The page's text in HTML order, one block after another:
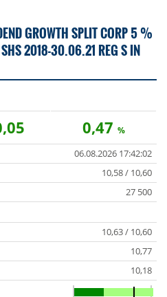
GROWTH SPLIT CORP 5 %
SHS 2018-30.06.21 REG S IN
0,47 %
06.08.2026 17:42:02
10,58 / 10,60
27 500
10,63 / 10,60
10,77
10,18